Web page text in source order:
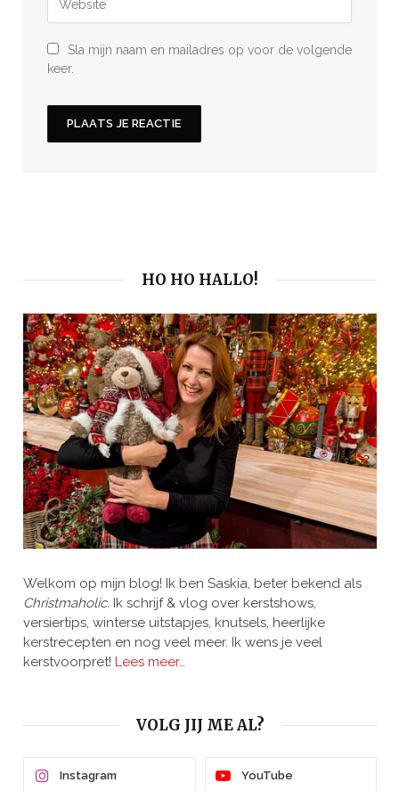
Sla mijn naam en mailadres op voor de volgende
keer.
HO HO HALLO!
Welkom op mijn blog! Ik ben Saskia, beter bekend als
Christmaholic. Ik schrijf & vlog over kerstshows,
versiertips, winterse uitstapjes, knutsels, heerlijke
kerstrecepten en nog veel meer. Ik wens je veel
kerstvoorpret! Lees meer…
VOLG JIJ ME AL?
Instagram YouTube